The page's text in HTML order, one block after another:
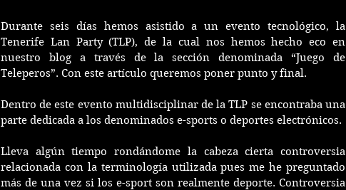
Durante seis días hemos asistido a un evento tecnológico, la
Tenerife Lan Party (TLP), de la cual nos hemos hecho eco en
nuestro blog a través de la sección denominada “Juego de
Teleperos”. Con este artículo queremos poner punto y final.
Dentro de este evento multidisciplinar de la TLP se encontraba una
parte dedicada a los denominados e-sports o deportes electrónicos.
Lleva algún tiempo rondándome la cabeza cierta controversia
relacionada con la terminología utilizada pues me he preguntado
más de una vez si los e-sport son realmente deporte. Controversia